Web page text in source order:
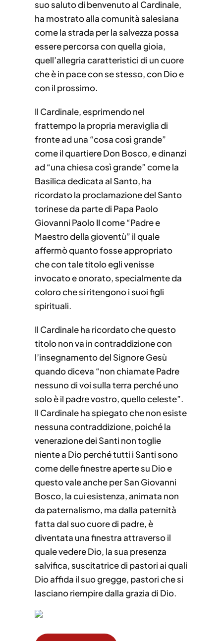
suo saluto di benvenuto al Cardinale,
ha mostrato alla comunità salesiana
come la strada per la salvezza possa
essere percorsa con quella gioia,
quell’allegria caratteristici di un cuore
che è in pace con se stesso, con Dio e
con il prossimo.
Il Cardinale, esprimendo nel
frattempo la propria meraviglia di
fronte ad una “cosa così grande”
come il quartiere Don Bosco, e dinanzi
ad “una chiesa così grande” come la
Basilica dedicata al Santo, ha
ricordato la proclamazione del Santo
torinese da parte di Papa Paolo
Giovanni Paolo II come “Padre e
Maestro della gioventù” il quale
affermò quanto fosse appropriato
che con tale titolo egli venisse
invocato e onorato, specialmente da
coloro che si ritengono i suoi figli
spirituali.
Il Cardinale ha ricordato che questo
titolo non va in contraddizione con
l’insegnamento del Signore Gesù
quando diceva “non chiamate Padre
nessuno di voi sulla terra perché uno
solo è il padre vostro, quello celeste”.
Il Cardinale ha spiegato che non esiste
nessuna contraddizione, poiché la
venerazione dei Santi non toglie
niente a Dio perché tutti i Santi sono
come delle finestre aperte su Dio e
questo vale anche per San Giovanni
Bosco, la cui esistenza, animata non
da paternalismo, ma dalla paternità
fatta dal suo cuore di padre, è
diventata una finestra attraverso il
quale vedere Dio, la sua presenza
salvifica, suscitatrice di pastori ai quali
Dio affida il suo gregge, pastori che si
lasciano riempire dalla grazia di Dio.